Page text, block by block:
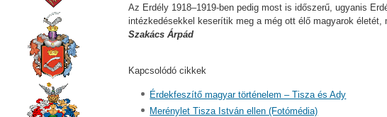
Az Erdély 1918–1919-ben pedig most is időszerű, ugyanis
intézkedésekkel keserítik meg a még ott élő magyarok
Szakács Árpád
Kapcsolódó cikkek
Érdekfeszítő magyar történelem – Tisza és Ady
Merénylet Tisza István ellen (Fotómédia)